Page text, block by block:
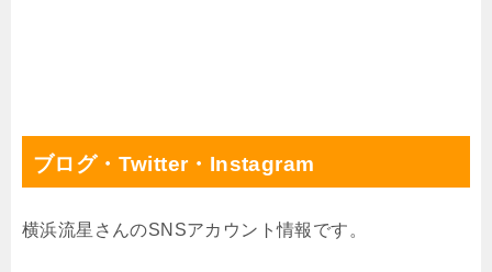
ブログ・Twitter・Instagram
横浜流星さんのSNSアカウント情報です。